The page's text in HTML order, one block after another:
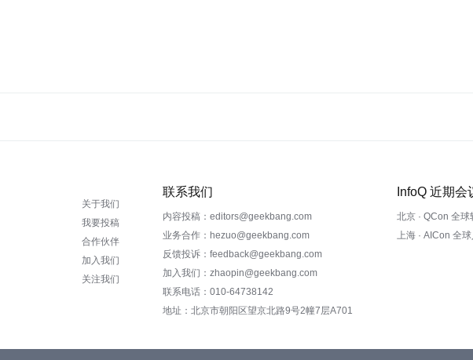
关于我们
我要投稿
合作伙伴
加入我们
关注我们
联系我们
内容投稿：editors@geekbang.com
业务合作：hezuo@geekbang.com
反馈投诉：feedback@geekbang.com
加入我们：zhaopin@geekbang.com
联系电话：010-64738142
地址：北京市朝阳区望京北路9号2幢7层A701
InfoQ 近期会
北京 · QCon 全
上海 · AICon 全